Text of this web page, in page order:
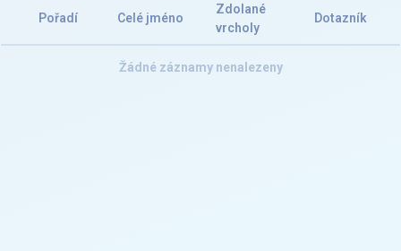
Pořadí Celé jméno
Zdolané
vrcholy
Dotazník
Žádné záznamy nenalezeny